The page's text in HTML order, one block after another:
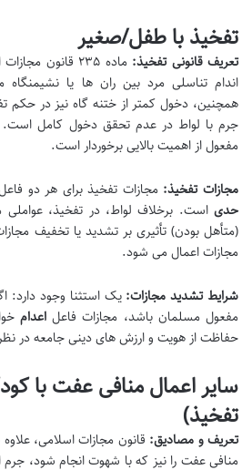
تفخیذ با طفل/صغیر
تعریف قانونی تفخیذ:
ماده ۲۳۵ قانون
اندام تناسلی مرد بین ران ها یا
همچنین، دخول کمتر از ختنه گاه نیز در
جرم با لواط در عدم تحقق دخول کامل است.
مفعول از اهمیت بالایی برخوردار است.
مجازات تفخیذ: مجازات تفخیذ برای هر دو
حدی است. برخلاف لواط، در تفخیذ، عواملی
(متأهل بودن) تأثیری بر تشدید یا تخفیف
مجازات اعمال می شود.
شرایط تشدید مجازات: یک استثنا وجود دارد:
مفعول مسلمان باشد، مجازات فاعل اعدام
حفاظت از هویت و ارزش های دینی جامعه در
سایر اعمال منافی عفت با
تفخیذ)
تعریف و مصادیق: قانون مجازات اسلامی،